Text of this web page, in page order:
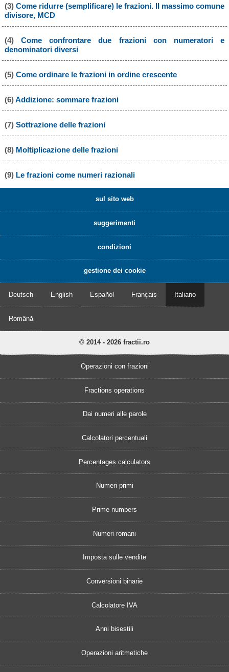
(3) Come ridurre (semplificare) le frazioni. Il massimo comune
divisore, MCD
(4) Come confrontare due frazioni con numeratori e
denominatori diversi
(5) Come ordinare le frazioni in ordine crescente
(6)Addizione: sommare frazioni
(7) Sottrazione delle frazioni
(8) Moltiplicazione delle frazioni
(9) Le frazioni come numeri razionali
sul sito web
suggerimenti
condizioni
gestione dei cookie
Deutsch English Español Français Italiano
Română
© 2014 - 2026 fractii.ro
Operazioni con frazioni
Fractions operations
Dai numeri alle parole
Calcolatori percentuali
Percentages calculators
Numeri primi
Prime numbers
Numeri romani
Imposta sulle vendite
Conversioni binarie
Calcolatore IVA
Anni bisestili
Operazioni aritmetiche